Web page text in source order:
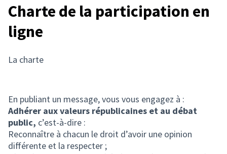
Charte de la participation en
ligne
La charte
En publiant un message, vous vous engagez à :
Adhérer aux valeurs républicaines et au débat
public, c’est-à-dire :
Reconnaître à chacun le droit d’avoir une opinion
différente et la respecter ;